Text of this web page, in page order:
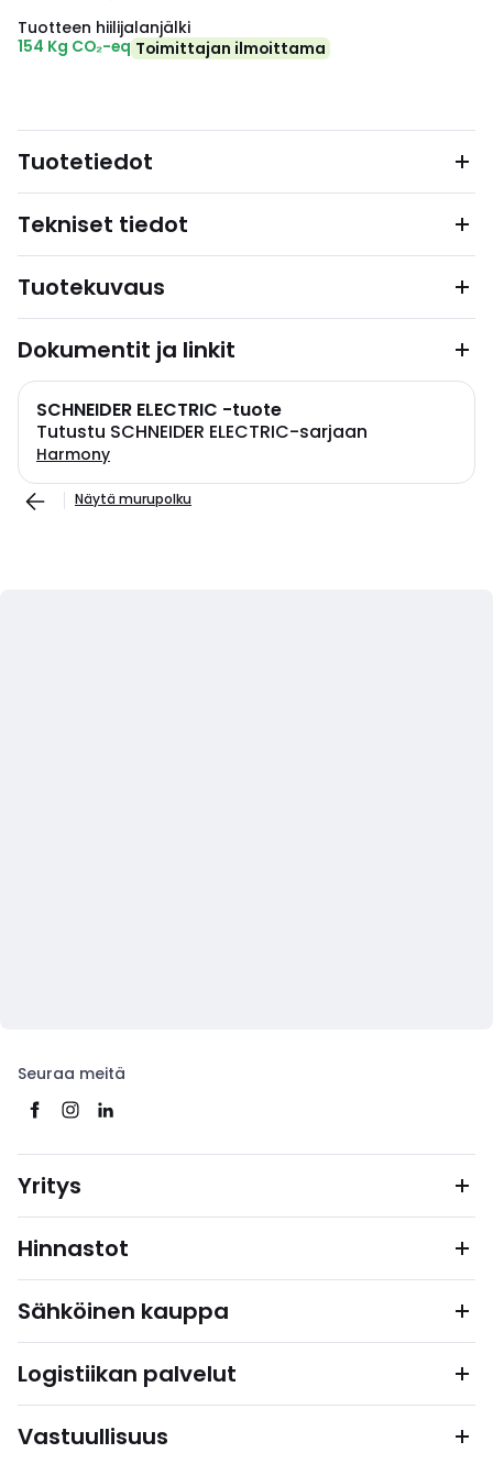
Tuotteen hiilijalanjälki
154 Kg CO₂-eq Toimittajan ilmoittama
Tuotetiedot
Tekniset tiedot
Tuotekuvaus
Dokumentit ja linkit
SCHNEIDER ELECTRIC -tuote
Tutustu SCHNEIDER ELECTRIC-sarjaan
Harmony
Näytä murupolku
Seuraa meitä
Yritys
Hinnastot
Sähköinen kauppa
Logistiikan palvelut
Vastuullisuus